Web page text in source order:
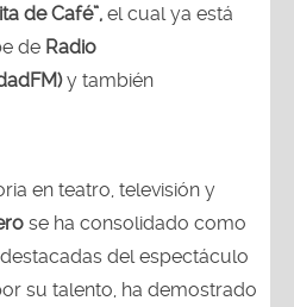
de Café”, el cual ya está
de Radio
y también
en teatro, televisión y
se ha consolidado como
del espectáculo
su talento, ha demostrado